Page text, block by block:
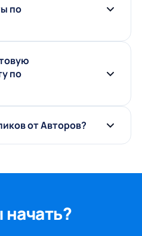
по
по
от Авторов?
начать?